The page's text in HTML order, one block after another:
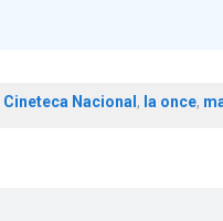
Cineteca Nacional , la once,